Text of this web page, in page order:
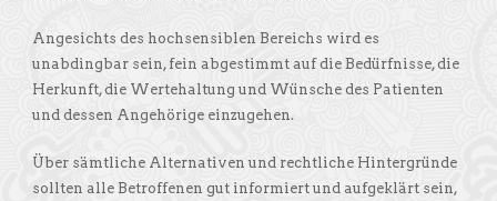
Angesichts des hochsensiblen Bereichs wird es
unabdingbar sein, fein abgestimmt auf die Bedürfnisse, die
Herkunft, die Wertehaltung und Wünsche des Patienten
und dessen Angehörige einzugehen.
Über sämtliche Alternativen und rechtliche Hintergründe
sollten alle Betroffenen gut informiert und aufgeklärt sein,